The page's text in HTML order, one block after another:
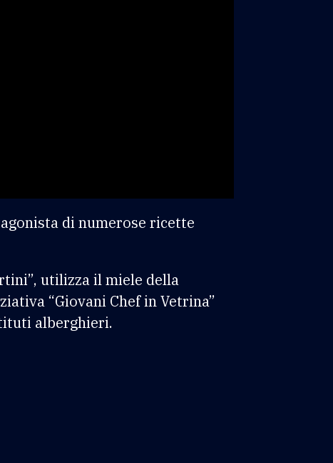
di numerose ricette
utilizza il miele della
“Giovani Chef in Vetrina”
alberghieri.